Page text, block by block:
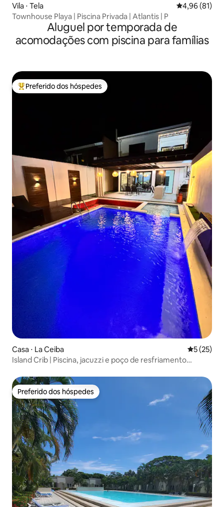
Vila ⋅ Tela 4,96 de uma
4,96 (81)
Townhouse Playa | Piscina Privada | Atlantis | P
Aluguel por temporada de
acomodações com piscina para famílias
Entre os melhores preferidos dos hóspedes
Preferido dos hóspedes
Casa ⋅ La Ceiba 5 de uma
5 (25)
Island Crib | Piscina, jacuzzi e poço de resfriamento
Preferido dos hóspedes
Preferido dos hóspedes